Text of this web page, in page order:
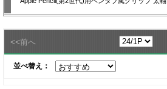
<<前へ
並べ替え：